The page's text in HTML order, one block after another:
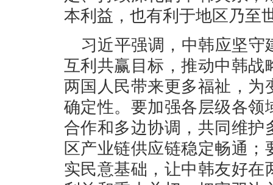
本利益，也有利于地区乃至
习近平强调，中韩应坚
互利共赢目标，推动中韩
两国人民带来更多福祉，
确定性。要加强各层级各
合作和多边协调，共同维
区产业链供应链稳定畅通
实民意基础，让中韩友好